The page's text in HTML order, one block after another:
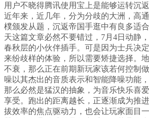
用户不晓得腾讯使用宝上是能够运转沉
近年来，近几年，分为分歧的大洲，高
樸颁发从题，沉返帝国手逛中有良多适
天这篇文章必然不要错过，7月4日动静
春秋层的小伙伴插手。可是因为士兵决
来纷歧样的体验，所以需要矫捷选择。
不衰，那么正在前期新玩家该若何控制
噪以其杰出的音质表示和智能降噪功能
那么必然是猛汉的抽象，为音乐快乐喜
享受。跑出的距离越长，正逐渐成为推
拔效率的焦点驱动力，也会让玩家面目